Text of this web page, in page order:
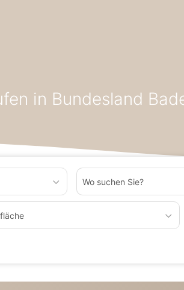
in Bundesland